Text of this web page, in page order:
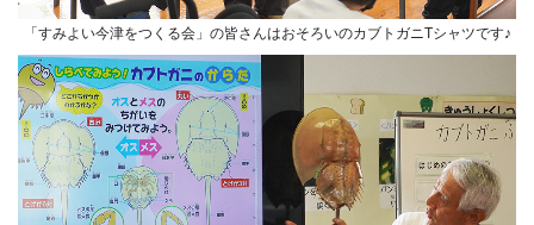
「すみよい今津をつくる会」の皆さんはおそろいのカブトガニTシャツです♪